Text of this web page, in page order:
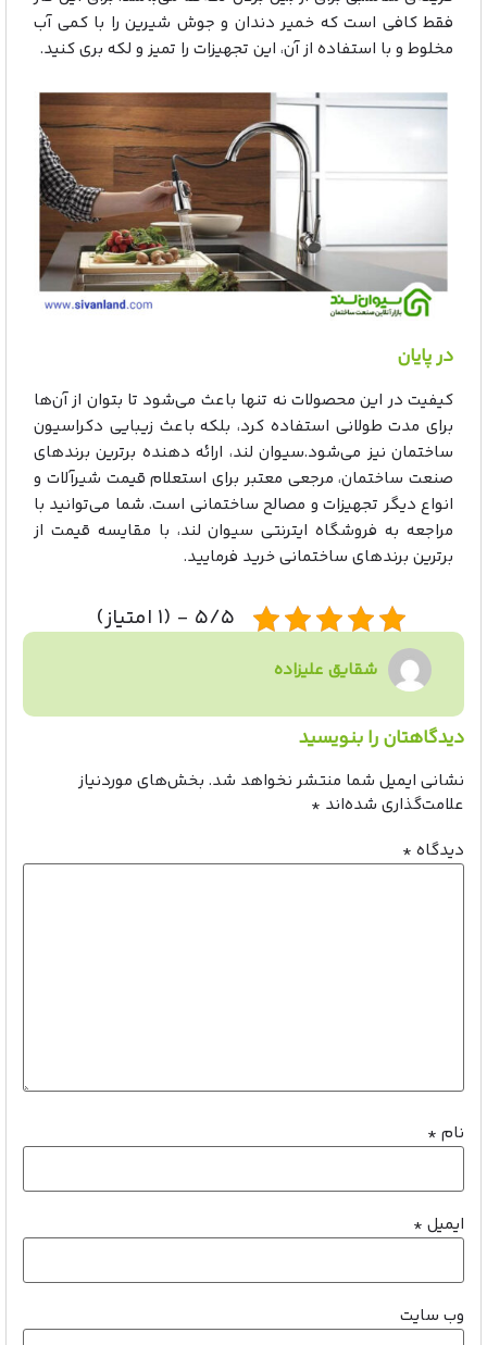
فقط کافی است که خمیر دندان و جوش شیرین را با کمی آب
مخلوط و با استفاده از آن، این تجهیزات را تمیز و لکه بری کنید.
در پایان
کیفیت در این محصولات نه تنها باعث می‌شود تا بتوان از آن‌ها
برای مدت طولانی استفاده کرد، بلکه باعث زیبایی دکراسیون
ساختمان نیز می‌شود.سیوان لند، ارائه دهنده برترین برندهای
صنعت ساختمان، مرجعی معتبر برای استعلام قیمت شیرآلات و
انواع دیگر تجهیزات و مصالح ساختمانی است. شما می‌توانید با
مراجعه به فروشگاه ایترنتی سیوان لند، با مقایسه قیمت از
برترین برندهای ساختمانی خرید فرمایید.
۵/۵ - (۱ امتیاز)
شقایق علیزاده
دیدگاهتان را بنویسید
نشانی ایمیل شما منتشر نخواهد شد.بخش‌های موردنیاز
علامت‌گذاری شده‌اند*
دیدگاه*
نام*
ایمیل*
وب‌ سایت